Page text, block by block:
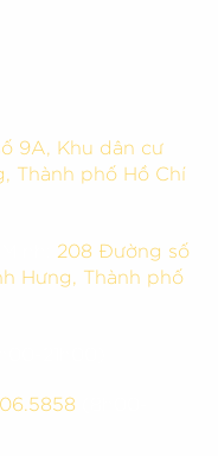
9A, Khu dân cư
Thành phố Hồ Chí
208 Đường số
Hưng, Thành phố